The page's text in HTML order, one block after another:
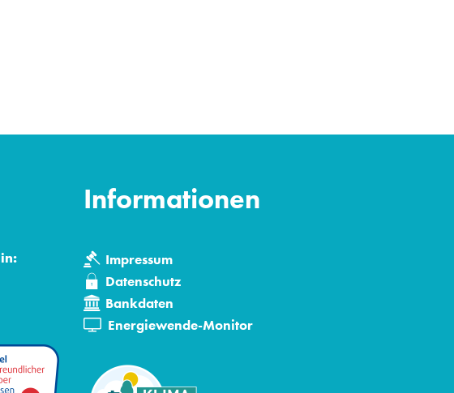
auszublenden
Informationen
Impressum
Datenschutz
Bankdaten
Energiewende-Monitor